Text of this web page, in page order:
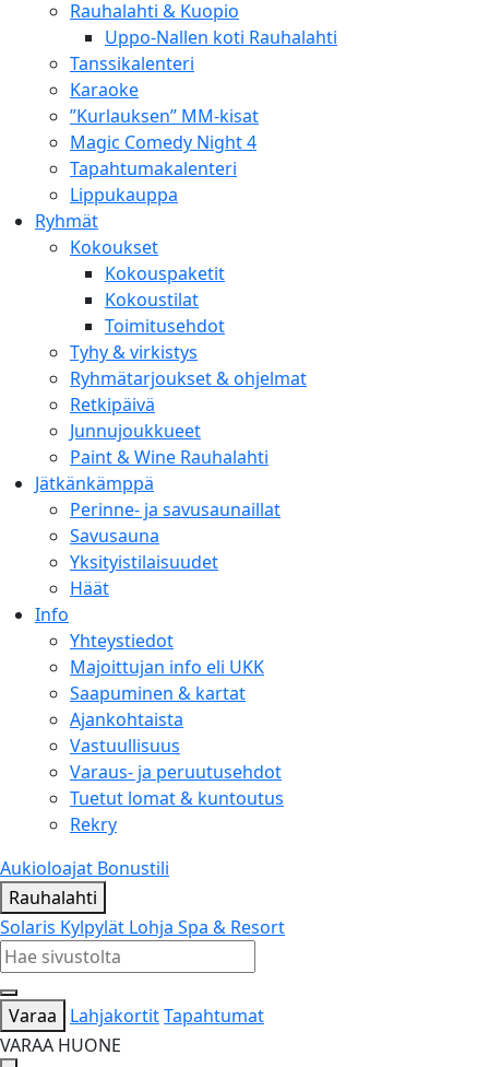
Rauhalahti & Kuopio
Uppo-Nallen koti Rauhalahti
Tanssikalenteri
Karaoke
”Kurlauksen” MM-kisat
Magic Comedy Night 4
Tapahtumakalenteri
Lippukauppa
Ryhmät
Kokoukset
Kokouspaketit
Kokoustilat
Toimitusehdot
Tyhy & virkistys
Ryhmätarjoukset & ohjelmat
Retkipäivä
Junnujoukkueet
Paint & Wine Rauhalahti
Jätkänkämppä
Perinne- ja savusaunaillat
Savusauna
Yksityistilaisuudet
Häät
Info
Yhteystiedot
Majoittujan info eli UKK
Saapuminen & kartat
Ajankohtaista
Vastuullisuus
Varaus- ja peruutusehdot
Tuetut lomat & kuntoutus
Rekry
Aukioloajat Bonustili
Rauhalahti
Solaris Kylpylät Lohja Spa & Resort
Varaa LahjakortitTapahtumat
VARAA HUONE